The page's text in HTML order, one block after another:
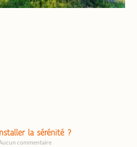
la sérénité ?
commentaire